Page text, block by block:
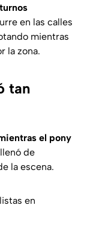
en las calles
mientras
la zona.
tan
el pony
de
la escena.
en